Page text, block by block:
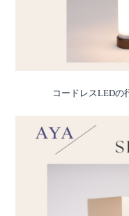
コードレスLEDの